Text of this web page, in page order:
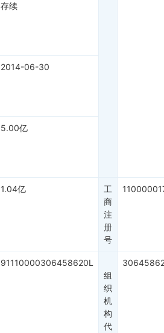
存续
2014-06-30
5.00亿
1.04亿
工
商
注
册
号
91110000306458620L
组
织
机
构
代